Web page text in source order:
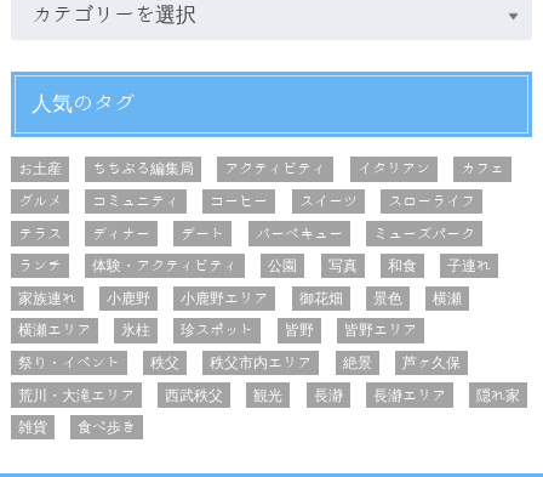
人気のタグ
お土産 ちちぶる編集局 アクティビティ イタリアン
カフェ
グルメ
コミュニティ コーヒー スイーツ
スローライフ
テラス
ディナー デート バーベキュー
ミューズパーク
ランチ
体験・アクティビティ 公園 写真 和食
子連れ
家族連れ
小鹿野 小鹿野エリア 御花畑 景色
横瀬
横瀬エリア
氷柱 珍スポット 皆野
皆野エリア
祭り・イベント
秩父 秩父市内エリア 絶景
芦ヶ久保
荒川・大滝エリア
西武秩父 観光 長瀞 長瀞エリア
隠れ家
雑貨
食べ歩き